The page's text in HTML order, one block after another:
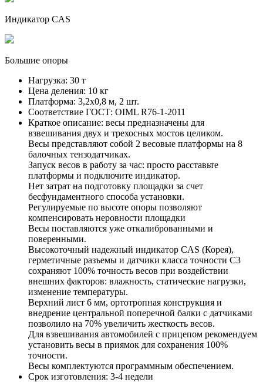
Индикатор CAS
Большие опоры
Нагрузка: 30 т
Цена деления: 10 кг
Платформа: 3,2х0,8 м, 2 шт.
Соответствие ГОСТ: OIML R76-1-2011
Краткое описание: весы предназначены для
взвешивания двух и трехосных мостов целиком.
Весы представляют собой 2 весовые платформы на 8
балочных тензодатчиках.
Запуск весов в работу за час: просто расставьте
платформы и подключите индикатор.
Нет затрат на подготовку площадки за счет
бесфундаментного способа установки.
Регулируемые по высоте опоры позволяют
компенсировать неровности площадки
Весы поставляются уже откалиброванными и
поверенными.
Высокоточный надежный индикатор CAS (Корея),
герметичные разъемы и датчики класса точности С3
сохраняют 100% точность весов при воздействии
внешних факторов: влажность, статические нагрузки,
изменение температуры.
Верхний лист 6 мм, ортотропная конструкция и
внедрение центральной поперечной балки с датчиками
позволило на 70% увеличить жесткость весов.
Для взвешивания автомобилей с прицепом рекомендуем
установить весы в приямок для сохранения 100%
точности.
Весы комплектуются программным обеспечением.
Срок изготовления: 3-4 недели